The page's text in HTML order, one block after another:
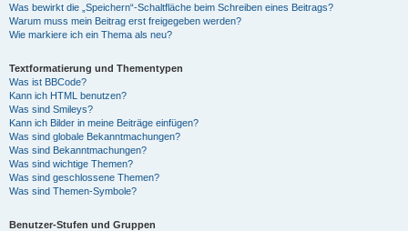
Was bewirkt die „Speichern“-Schaltfläche beim Schreiben eines Beitrags?
Warum muss mein Beitrag erst freigegeben werden?
Wie markiere ich ein Thema als neu?
Textformatierung und Thementypen
Was ist BBCode?
Kann ich HTML benutzen?
Was sind Smileys?
Kann ich Bilder in meine Beiträge einfügen?
Was sind globale Bekanntmachungen?
Was sind Bekanntmachungen?
Was sind wichtige Themen?
Was sind geschlossene Themen?
Was sind Themen-Symbole?
Benutzer-Stufen und Gruppen